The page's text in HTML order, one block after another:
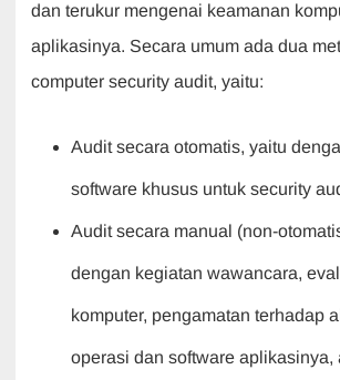
dan terukur mengenai keamanan
aplikasinya. Secara umum ada dua
computer security audit, yaitu:
Audit secara otomatis, yaitu
software khusus untuk security
Audit secara manual (non-
dengan kegiatan wawancara,
komputer, pengamatan terhadap
operasi dan software aplikasinya,